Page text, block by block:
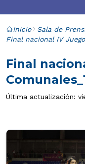
Inicio Sala de
Final nacional IV
Final
Última actualización: